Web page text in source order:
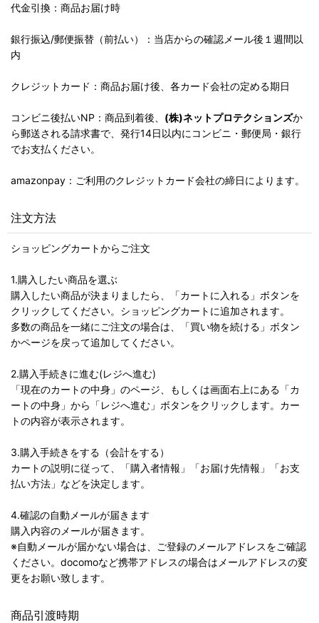
代金引換：商品お届け時
銀行振込/郵便振替（前払い）：当店からの確認メール後１週間以
内
クレジットカード：商品お届け後、各カード会社の定める期日
コンビニ後払いNP：商品到着後、 (株)ネットプロテクションズか
ら郵送される請求書で、発行14日以内にコンビニ・郵便局・銀行
でお支払ください。
amazonpay：ご利用のクレジットカード会社の締日によります。
注文方法
ショッピングカートからご注文
1.購入したい商品を選ぶ
購入したい商品が決まりましたら、「カートに入れる」ボタンを
クリックしてください。ショッピングカートに追加されます。
多数の商品を一緒にご注文の場合は、「買い物を続ける」ボタン
かページを戻って追加してください。
2.購入手続きに進む(レジへ進む)
「現在のカートの中身」のページ、もしくは画面右上にある「カ
ートの中身」から「レジへ進む」ボタンをクリックします。カー
トの内容が表示されます。
3.購入手続きをする（会計をする）
カートの説明に従って、「購入者情報」「お届け先情報」「お支
払い方法」などを決定します。
4.確認の自動メールが届きます
購入内容のメールが届きます。
※自動メールが届かない場合は、ご登録のメールアドレスをご確認
ください。docomoなど携帯アドレスの場合はメールアドレスの変
更をお願い致します。
商品引渡時期